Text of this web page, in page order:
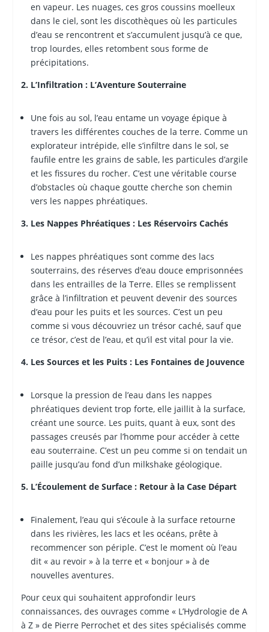
en vapeur. Les nuages, ces gros coussins moelleux
dans le ciel, sont les discothèques où les particules
d’eau se rencontrent et s’accumulent jusqu’à ce que,
trop lourdes, elles retombent sous forme de
précipitations.
2. L’Infiltration : L’Aventure Souterraine
Une fois au sol, l’eau entame un voyage épique à
travers les différentes couches de la terre. Comme un
explorateur intrépide, elle s’infiltre dans le sol, se
faufile entre les grains de sable, les particules d’argile
et les fissures du rocher. C’est une véritable course
d’obstacles où chaque goutte cherche son chemin
vers les nappes phréatiques.
3. Les Nappes Phréatiques : Les Réservoirs Cachés
Les nappes phréatiques sont comme des lacs
souterrains, des réserves d’eau douce emprisonnées
dans les entrailles de la Terre. Elles se remplissent
grâce à l’infiltration et peuvent devenir des sources
d’eau pour les puits et les sources. C’est un peu
comme si vous découvriez un trésor caché, sauf que
ce trésor, c’est de l’eau, et qu’il est vital pour la vie.
4. Les Sources et les Puits : Les Fontaines de Jouvence
Lorsque la pression de l’eau dans les nappes
phréatiques devient trop forte, elle jaillit à la surface,
créant une source. Les puits, quant à eux, sont des
passages creusés par l’homme pour accéder à cette
eau souterraine. C’est un peu comme si on tendait un
paille jusqu’au fond d’un milkshake géologique.
5. L’Écoulement de Surface : Retour à la Case Départ
Finalement, l’eau qui s’écoule à la surface retourne
dans les rivières, les lacs et les océans, prête à
recommencer son périple. C’est le moment où l’eau
dit « au revoir » à la terre et « bonjour » à de
nouvelles aventures.
Pour ceux qui souhaitent approfondir leurs
connaissances, des ouvrages comme « L’Hydrologie de A
à Z » de Pierre Perrochet et des sites spécialisés comme